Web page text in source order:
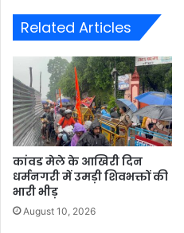
Related Articles
कांवड मेले के आखिरी दिन
धर्मनगरी में उमड़ी शिवभक्तों की
भारी भीड़
August 10, 2026